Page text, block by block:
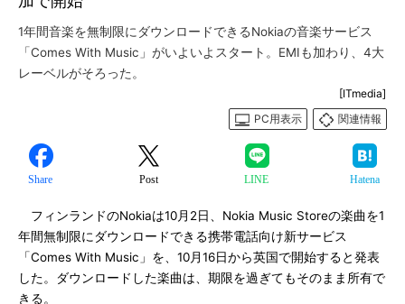
1年間音楽を無制限にダウンロードできるNokiaの音楽サービス
「Comes With Music」がいよいよスタート。EMIも加わり、4大
レーベルがそろった。
[ITmedia]
PC用表示
関連情報
Share Post LINE Hatena
フィンランドのNokiaは10月2日、Nokia Music Storeの楽曲を1
年間無制限にダウンロードできる携帯電話向け新サービス
「Comes With Music」を、10月16日から英国で開始すると発表
した。ダウンロードした楽曲は、期限を過ぎてもそのまま所有で
きる。